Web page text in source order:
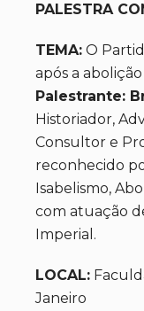
PALESTRA
TEMA: O
após a
Palestrante:
Historiador,
Consultor e
reconhecido
Isabelismo,
com atuação
Imperial.
LOCAL:
Janeiro